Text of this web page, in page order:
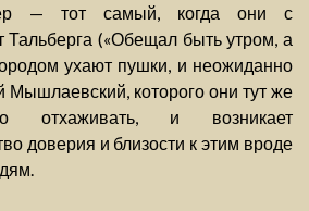
— тот самый, когда они с
Тальберга («Обещал быть утром, а
ухают пушки, и неожиданно
Мышлаевский, которого они тут же
отхаживать, и возникает
доверия и близости к этим вроде